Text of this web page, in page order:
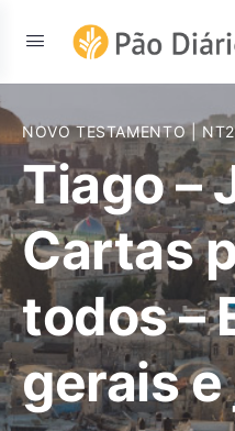
NOVO TESTAMENTO|
Tiago –
Cartas
todos –
gerais